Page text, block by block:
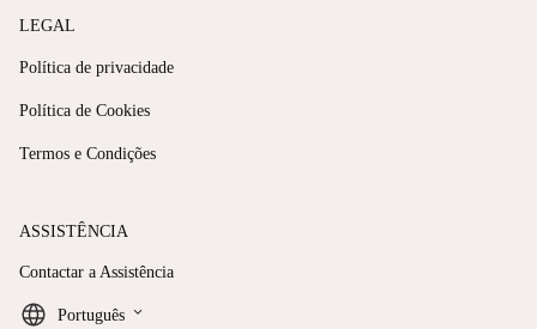
LEGAL
Política de privacidade
Política de Cookies
Termos e Condições
ASSISTÊNCIA
Contactar a Assistência
Português keyboard_arrow_down